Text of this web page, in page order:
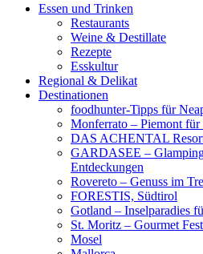
Essen und Trinken
Restaurants
Weine & Destillate
Rezepte
Esskultur
Regional & Delikat
Destinationen
foodhunter-Tipps für
Monferrato – Piemont für
DAS ACHENTAL
GARDASEE –
Entdeckungen
Rovereto – Genuss im
FORESTIS, Südtirol
Gotland – Inselparadies
St. Moritz – Gourmet
Mosel